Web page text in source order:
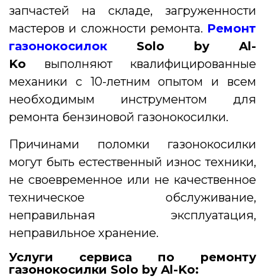
запчастей на складе, загруженности
мастеров и сложности ремонта. Ремонт
газонокосилок Solo by Al-
Ko выполняют квалифицированные
механики с 10-летним опытом и всем
необходимым инструментом для
ремонта бензиновой газонокосилки.
Причинами поломки газонокосилки
могут быть естественный износ техники,
не своевременное или не качественное
техническое обслуживание,
неправильная эксплуатация,
неправильное хранение.
Услуги сервиса по ремонту
газонокосилки Solo by Al-Ko: